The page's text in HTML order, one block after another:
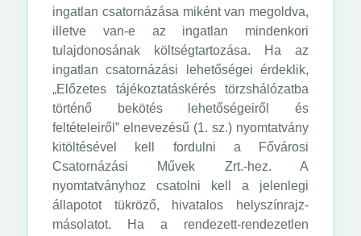
ingatlan csatornázása miként van megoldva,
illetve van-e az ingatlan mindenkori
tulajdonosának költségtartozása. Ha az
ingatlan csatornázási lehetőségei érdeklik,
„Előzetes tájékoztatáskérés törzshálózatba
történő bekötés lehetőségeiről és
feltételeiről” elnevezésű (1. sz.) nyomtatvány
kitöltésével kell fordulni a Fővárosi
Csatornázási Művek Zrt.-hez. A
nyomtatványhoz csatolni kell a jelenlegi
állapotot tükröző, hivatalos helyszínrajz-
másolatot. Ha a rendezett-rendezetlen